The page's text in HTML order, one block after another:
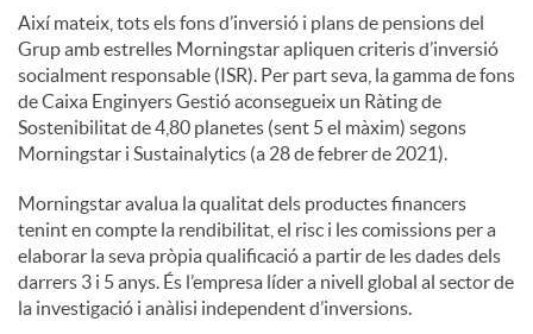
Així mateix, tots els fons d’inversió i plans de pensions del
Grup amb estrelles Morningstar apliquen criteris d’inversió
socialment responsable (ISR). Per part seva, la gamma de fons
de Caixa Enginyers Gestió aconsegueix un Ràting de
Sostenibilitat de 4,80 planetes (sent 5 el màxim) segons
Morningstar i Sustainalytics (a 28 de febrer de 2021).
Morningstar avalua la qualitat dels productes financers
tenint en compte la rendibilitat, el risc i les comissions per a
elaborar la seva pròpia qualificació a partir de les dades dels
darrers 3 i 5 anys. És l’empresa líder a nivell global al sector de
la investigació i anàlisi independent d’inversions.